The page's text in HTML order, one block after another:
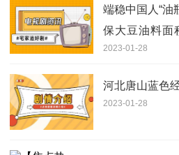
端稳中国人“油
保大豆油料面
日热文
2023-01-28
河北唐山蓝色
2023-01-28